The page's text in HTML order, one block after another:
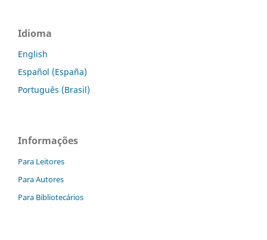
Idioma
English
Español (España)
Português (Brasil)
Informações
Para Leitores
Para Autores
Para Bibliotecários